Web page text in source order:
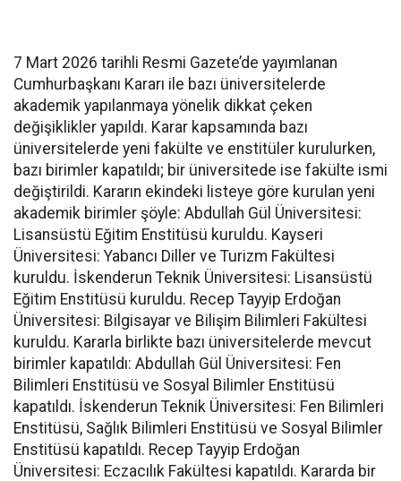
7 Mart 2026 tarihli Resmi Gazete’de yayımlanan
Cumhurbaşkanı Kararı ile bazı üniversitelerde
akademik yapılanmaya yönelik dikkat çeken
değişiklikler yapıldı. Karar kapsamında bazı
üniversitelerde yeni fakülte ve enstitüler kurulurken,
bazı birimler kapatıldı; bir üniversitede ise fakülte ismi
değiştirildi. Kararın ekindeki listeye göre kurulan yeni
akademik birimler şöyle: Abdullah Gül Üniversitesi:
Lisansüstü Eğitim Enstitüsü kuruldu. Kayseri
Üniversitesi: Yabancı Diller ve Turizm Fakültesi
kuruldu. İskenderun Teknik Üniversitesi: Lisansüstü
Eğitim Enstitüsü kuruldu. Recep Tayyip Erdoğan
Üniversitesi: Bilgisayar ve Bilişim Bilimleri Fakültesi
kuruldu. Kararla birlikte bazı üniversitelerde mevcut
birimler kapatıldı: Abdullah Gül Üniversitesi: Fen
Bilimleri Enstitüsü ve Sosyal Bilimler Enstitüsü
kapatıldı. İskenderun Teknik Üniversitesi: Fen Bilimleri
Enstitüsü, Sağlık Bilimleri Enstitüsü ve Sosyal Bilimler
Enstitüsü kapatıldı. Recep Tayyip Erdoğan
Üniversitesi: Eczacılık Fakültesi kapatıldı. Kararda bir